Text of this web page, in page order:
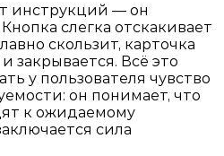
инструкций — он
слегка отскакивает
скользит, карточка
закрывается. Всё это
у пользователя чувство
он понимает, что
к ожидаемому
сила